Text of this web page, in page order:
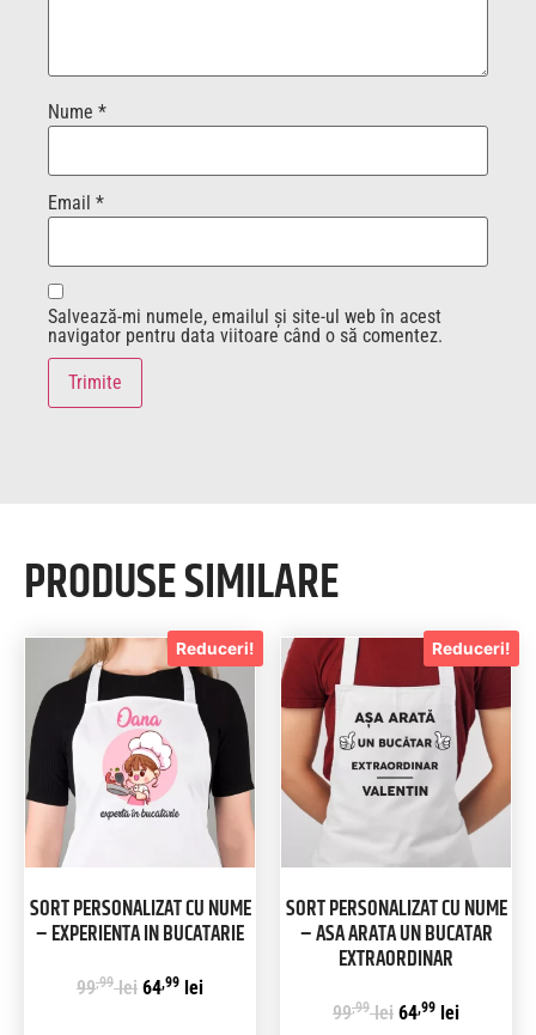
Nume *
Email *
Salvează-mi numele, emailul și site-ul web în acest
navigator pentru data viitoare când o să comentez.
PRODUSE SIMILARE
Reduceri!
SORT PERSONALIZAT CU NUME
– EXPERIENTA IN BUCATARIE
99,99 lei 64,99 lei
Reduceri!
SORT PERSONALIZAT CU NUME
– ASA ARATA UN BUCATAR
EXTRAORDINAR
99,99 lei 64,99 lei